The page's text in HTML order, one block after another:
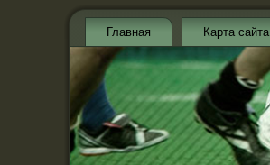
Главная Карта сайта